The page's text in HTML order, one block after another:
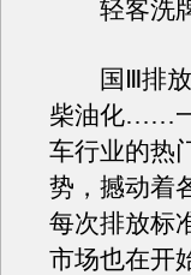
轻客洗牌
国Ⅲ排放
柴油化……
车行业的热
势，撼动着
每次排放标
市场也在开